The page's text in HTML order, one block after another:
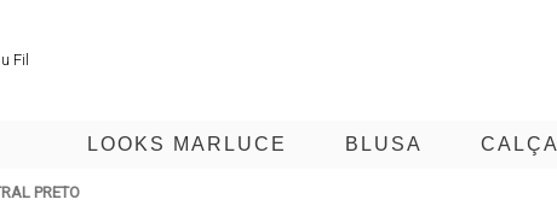
LOOKS MARLUCE BLUSA CALÇA
PRETO